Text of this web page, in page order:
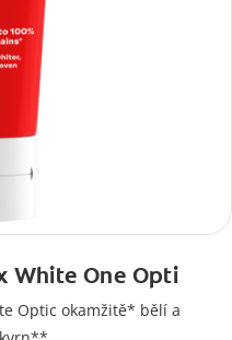
White One Opti
Optic okamžitě* bělí a